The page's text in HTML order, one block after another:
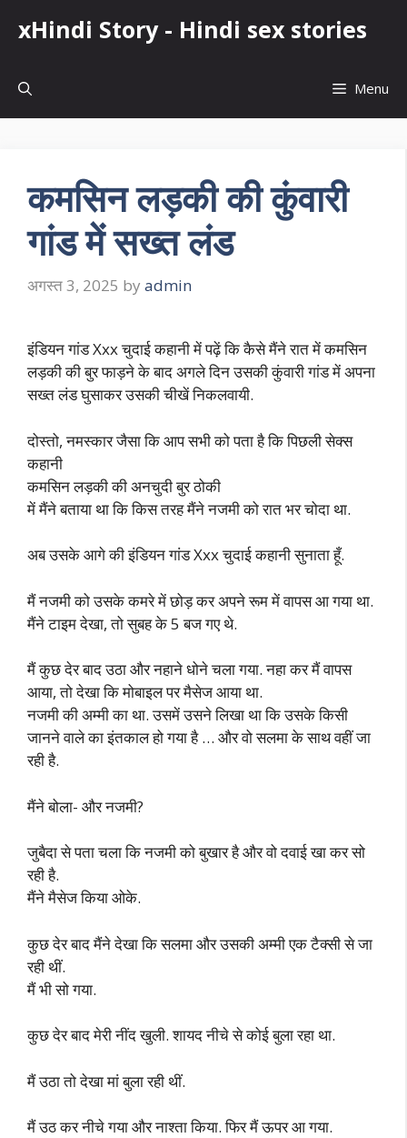
xHindi Story - Hindi sex stories
Menu
कमसिन लड़की की कुंवारी
गांड में सख्त लंड
अगस्त 3, 2025 by admin
इंडियन गांड Xxx चुदाई कहानी में पढ़ें कि कैसे मैंने रात में कमसिन
लड़की की बुर फाड़ने के बाद अगले दिन उसकी कुंवारी गांड में अपना
सख्त लंड घुसाकर उसकी चीखें निकलवायी.
दोस्तो, नमस्कार जैसा कि आप सभी को पता है कि पिछली सेक्स
कहानी
कमसिन लड़की की अनचुदी बुर ठोकी
में मैंने बताया था कि किस तरह मैंने नजमी को रात भर चोदा था.
अब उसके आगे की इंडियन गांड Xxx चुदाई कहानी सुनाता हूँ.
मैं नजमी को उसके कमरे में छोड़ कर अपने रूम में वापस आ गया था.
मैंने टाइम देखा, तो सुबह के 5 बज गए थे.
मैं कुछ देर बाद उठा और नहाने धोने चला गया. नहा कर मैं वापस
आया, तो देखा कि मोबाइल पर मैसेज आया था.
नजमी की अम्मी का था. उसमें उसने लिखा था कि उसके किसी
जानने वाले का इंतकाल हो गया है … और वो सलमा के साथ वहीं जा
रही है.
मैंने बोला- और नजमी?
जुबैदा से पता चला कि नजमी को बुखार है और वो दवाई खा कर सो
रही है.
मैंने मैसेज किया ओके.
कुछ देर बाद मैंने देखा कि सलमा और उसकी अम्मी एक टैक्सी से जा
रही थीं.
मैं भी सो गया.
कुछ देर बाद मेरी नींद खुली. शायद नीचे से कोई बुला रहा था.
मैं उठा तो देखा मां बुला रही थीं.
मैं उठ कर नीचे गया और नाश्ता किया. फिर मैं ऊपर आ गया.